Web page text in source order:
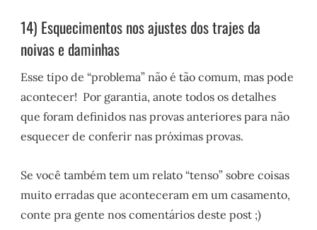
14) Esquecimentos nos ajustes dos trajes da
noivas e daminhas
Esse tipo de “problema” não é tão comum, mas pode
acontecer! Por garantia, anote todos os detalhes
que foram definidos nas provas anteriores para não
esquecer de conferir nas próximas provas.
Se você também tem um relato “tenso” sobre coisas
muito erradas que aconteceram em um casamento,
conte pra gente nos comentários deste post ;)